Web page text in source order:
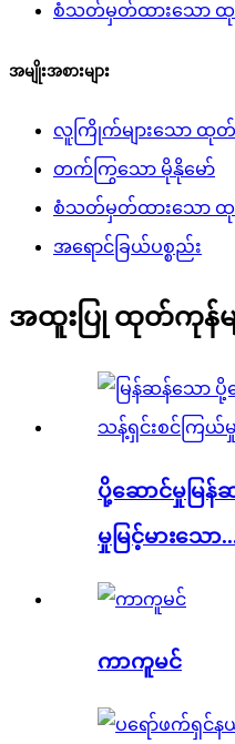
စံသတ်မှတ်ထားသော
အမျိုးအစားများ
လူကြိုက်များသော ထု
တက်ကြွသော မိုနိုမော်
စံသတ်မှတ်ထားသော
အရောင်ခြယ်ပစ္စည်း
အထူးပြု ထုတ်ကုန်မျ
ပို့ဆောင်မှုမြန်
မှုမြင့်မားသော
ကာကူမင်